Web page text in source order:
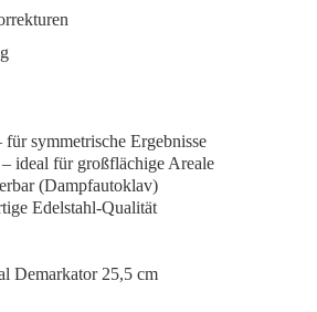
für symmetrische Ergebnisse
– ideal für großflächige Areale
(Dampfautoklav)
Edelstahl-Qualität
Demarkator 25,5 cm